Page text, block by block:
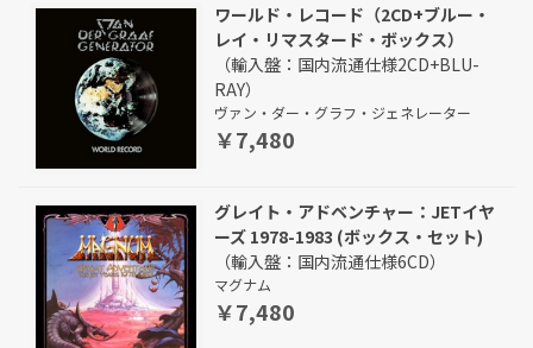
ワールド・レコード（2CD+ブルー・
レイ・リマスタード・ボックス）
（輸入盤：国内流通仕様2CD+BLU-
RAY）
ヴァン・ダー・グラフ・ジェネレーター
￥7,480
グレイト・アドベンチャー：JETイヤ
ーズ 1978-1983 (ボックス・セット)
（輸入盤：国内流通仕様6CD）
マグナム
￥7,480